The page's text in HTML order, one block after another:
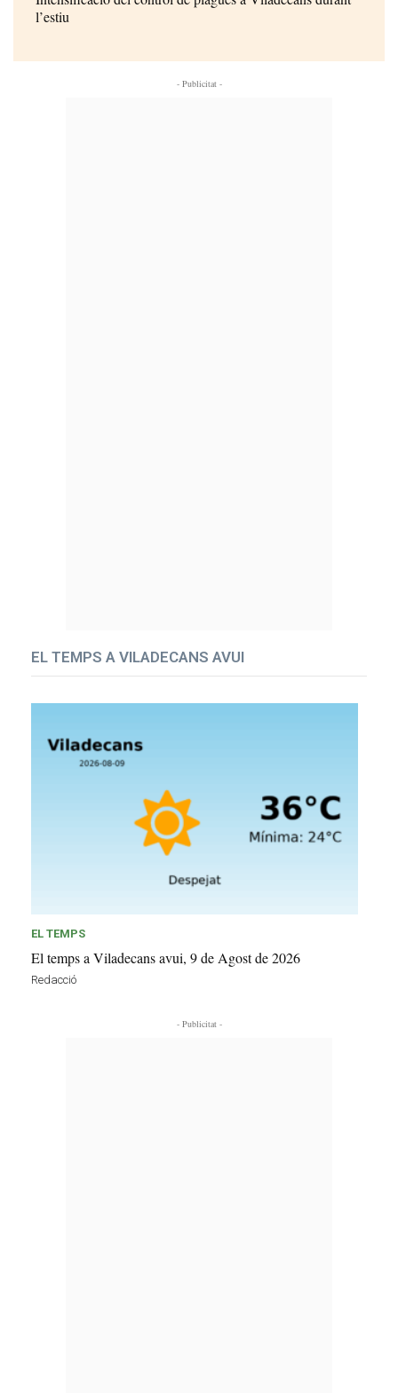
l’estiu
- Publicitat -
EL TEMPS A VILADECANS AVUI
EL TEMPS
El temps a Viladecans avui, 9 de Agost de 2026
Redacció
- Publicitat -